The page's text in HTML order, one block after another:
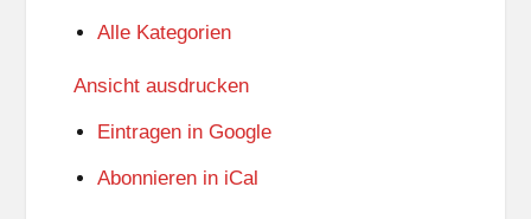
Alle Kategorien
Ansicht ausdrucken
Eintragen in Google
Abonnieren in iCal